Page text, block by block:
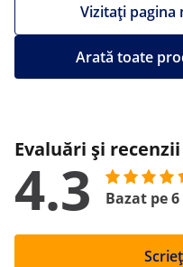
Vizitați pagina
Arată toate
Evaluări și recenzii
4.3 Bazat pe